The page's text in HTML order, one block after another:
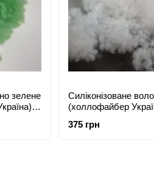
зелене
-
Силіконізоване
(холлофайбер
375 грн